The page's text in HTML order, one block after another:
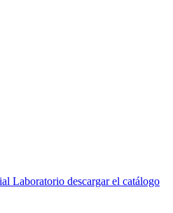
Laboratorio descargar el catálogo